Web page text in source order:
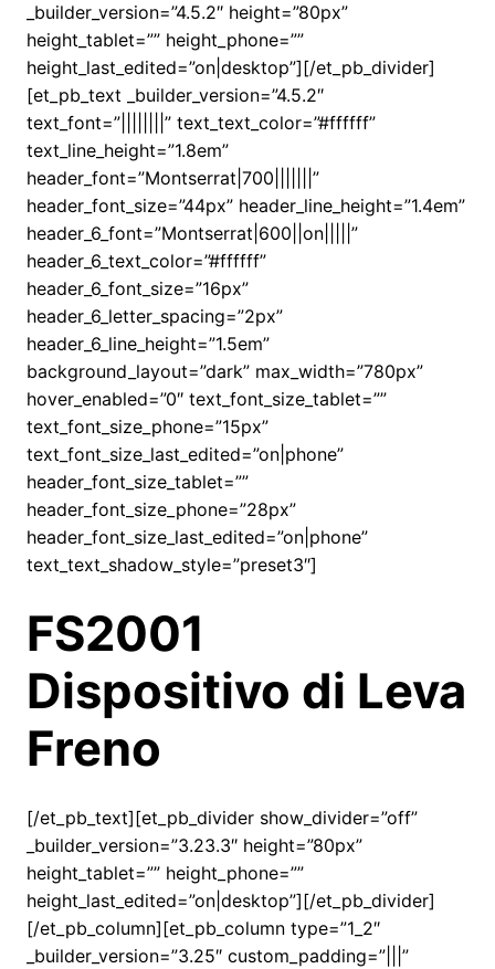
_builder_version=”4.5.2″ height=”80px”
height_tablet=”” height_phone=””
height_last_edited=”on|desktop”][/et_pb_divider]
[et_pb_text _builder_version=”4.5.2″
text_font=”||||||||” text_text_color=”#ffffff”
text_line_height=”1.8em”
header_font=”Montserrat|700|||||||”
header_font_size=”44px” header_line_height=”1.4em”
header_6_font=”Montserrat|600||on|||||”
header_6_text_color=”#ffffff”
header_6_font_size=”16px”
header_6_letter_spacing=”2px”
header_6_line_height=”1.5em”
background_layout=”dark” max_width=”780px”
hover_enabled=”0″ text_font_size_tablet=””
text_font_size_phone=”15px”
text_font_size_last_edited=”on|phone”
header_font_size_tablet=””
header_font_size_phone=”28px”
header_font_size_last_edited=”on|phone”
text_text_shadow_style=”preset3″]
FS2001
Dispositivo di Leva
Freno
[/et_pb_text][et_pb_divider show_divider=”off”
_builder_version=”3.23.3″ height=”80px”
height_tablet=”” height_phone=””
height_last_edited=”on|desktop”][/et_pb_divider]
[/et_pb_column][et_pb_column type=”1_2″
_builder_version=”3.25″ custom_padding=”|||”